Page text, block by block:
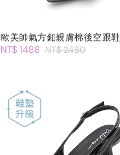
歐美帥氣方釦親膚棉後空跟鞋
NT$ 1488 NT$ 2480